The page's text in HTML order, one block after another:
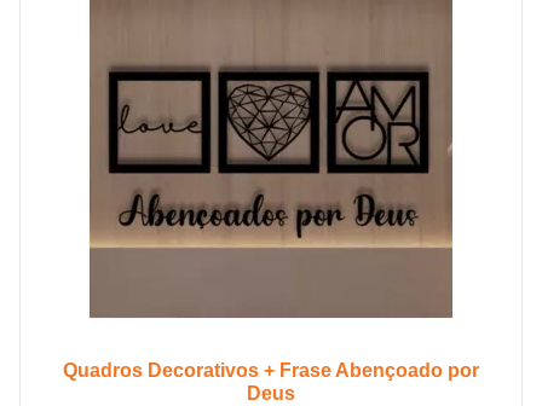
Quadros Decorativos + Frase Abençoado por
Deus